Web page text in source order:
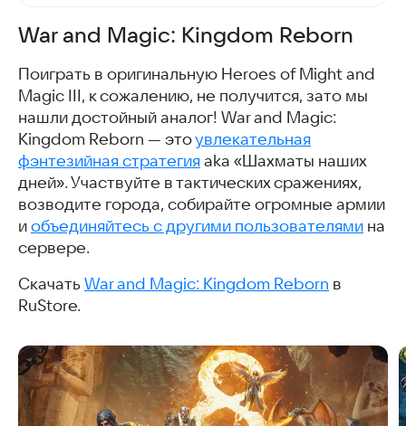
War and Magic: Kingdom Reborn
Поиграть в оригинальную Heroes of Might and
Magic III, к сожалению, не получится, зато мы
нашли достойный аналог! War and Magic:
Kingdom Reborn — этоувлекательная
фэнтезийная стратегия aka «Шахматы наших
дней». Участвуйте в тактических сражениях,
возводите города, собирайте огромные армии
и объединяйтесь с другими пользователями на
сервере.
Скачать War and Magic: Kingdom Reborn в
RuStore.